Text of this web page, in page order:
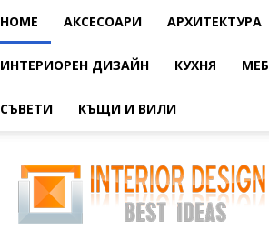
HOME АКСЕСОАРИ АРХИТЕКТУРА
ИНТЕРИОРЕН ДИЗАЙН КУХНЯ
СЪВЕТИ КЪЩИ И ВИЛИ
интериор
на
хола
-
фото